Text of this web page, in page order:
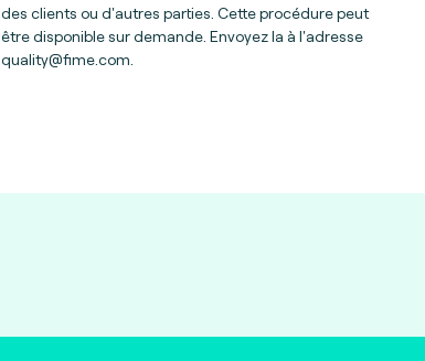
des clients ou d'autres parties. Cette procédure peut
être disponible sur demande. Envoyez la à l'adresse
quality@fime.com